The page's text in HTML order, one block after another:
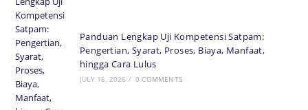
Panduan Lengkap Uji Kompetensi Satpam:
Pengertian, Syarat, Proses, Biaya, Manfaat,
hingga Cara Lulus
JULY 16, 2026 / 0 COMMENTS